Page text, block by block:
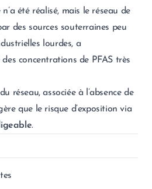
été réalisé, mais le réseau de
des sources souterraines peu
lourdes, a
concentrations de PFAS très
réseau, associée à l’absence de
que le risque d’exposition via
.